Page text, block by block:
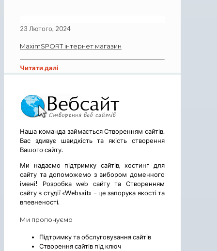
23 Лютого, 2024
MaximSPORT інтернет магазин
Читати далі
Наша команда займається Створенням сайтів.
Вас здивує швидкість та якість створення
Вашого сайту.
Ми надаємо підтримку сайтів, хостинг для
сайту та допоможемо з вибором доменного
імені! Розробка web сайту та Створенням
сайту в студії «Websait» – це запорука якості та
впевненості.
Ми пропонуємо
Підтримку та обслуговування сайтів
Створення сайтів під ключ